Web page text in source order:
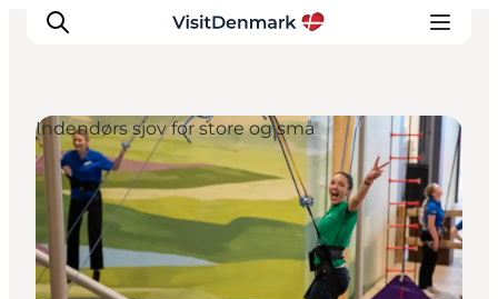
Inspiration
Destinationer
Oplevelser
Overnatning
Indendørs sjov for store og små